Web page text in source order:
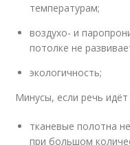
температурам;
воздухо- и
потолке не
экологичность;
Минусы, если речь
тканевые полотна
при большом